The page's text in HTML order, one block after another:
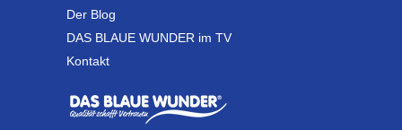
Der Blog
DAS BLAUE WUNDER im TV
Kontakt